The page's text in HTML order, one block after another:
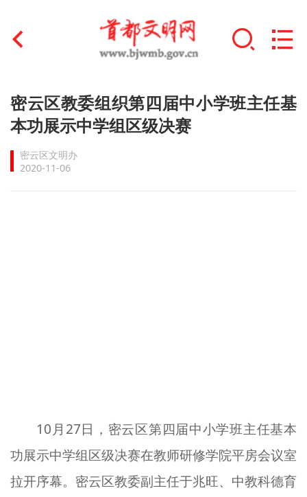
首页
文明创建
文明实践
资料库
+
密云区教委组织第四届中小学班主任基
本功展示中学组区级决赛
密云区文明办
2020-11-06
10月27日，密云区第四届中小学班主任基本
功展示中学组区级决赛在教师研修学院平房会议室
拉开序幕。密云区教委副主任于兆旺、中教科德育